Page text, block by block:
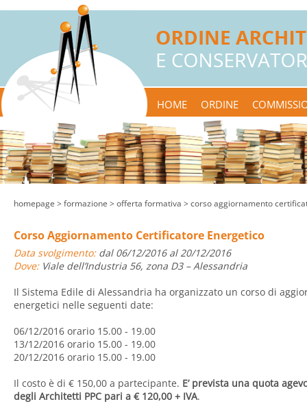
HOME ORDINE
homepage > formazione > offerta formativa > corso aggiornamento
Corso Aggiornamento Certificatore Energetico
Data svolgimento:dal 06/12/2016 al 20/12/2016
Dove:Viale dell’Industria 56, zona D3 – Alessandria
Il Sistema Edile di Alessandria ha organizzato un corso di
energetici nelle seguenti date:
06/12/2016 orario 15.00 - 19.00
13/12/2016 orario 15.00 - 19.00
20/12/2016 orario 15.00 - 19.00
Il costo è di € 150,00 a partecipante. E’ prevista una quota
degli Architetti PPC pari a € 120,00 + IVA.